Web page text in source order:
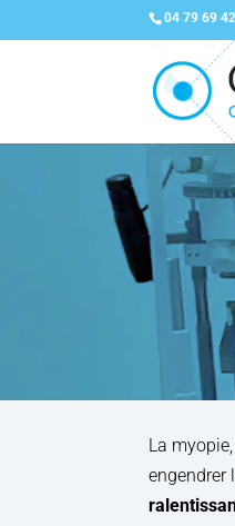
04 79 69
La
engendrer